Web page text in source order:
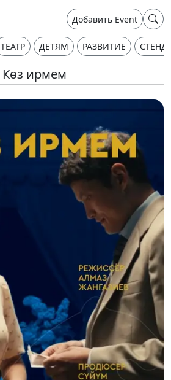
Добавить Event
ТЕАТР ДЕТЯМ РАЗВИТИЕ
Көз ирмем